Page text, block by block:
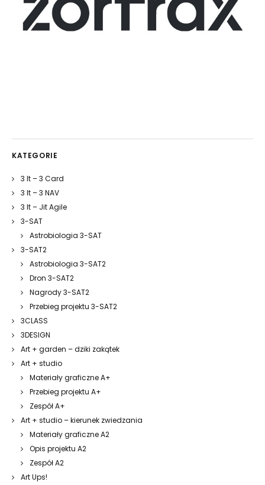
KATEGORIE
3 It – 3 Card
3 It – 3 NAV
3 It – Jit Agile
3-SAT
Astrobiologia 3-SAT
3-SAT2
Astrobiologia 3-SAT2
Dron 3-SAT2
Nagrody 3-SAT2
Przebieg projektu 3-SAT2
3CLASS
3DESIGN
Art + garden – dziki zakątek
Art + studio
Materiały graficzne A+
Przebieg projektu A+
Zespół A+
Art + studio – kierunek zwiedzania
Materiały graficzne A2
Opis projektu A2
Zespół A2
Art Ups!